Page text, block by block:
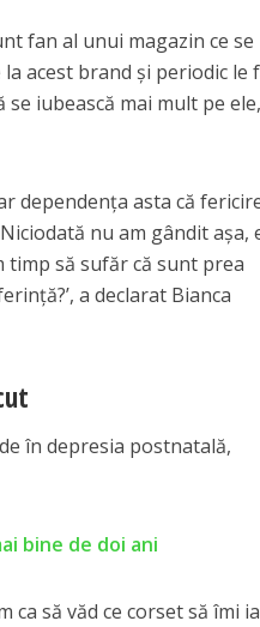
fan al unui magazin ce se
acest brand și periodic le
iubească mai mult pe
dependența asta că
nu am gândit așa,
timp să sufăr că sunt prea
a declarat Bianca
în depresia postnatală,
bine de doi ani
ca să văd ce corset să îmi